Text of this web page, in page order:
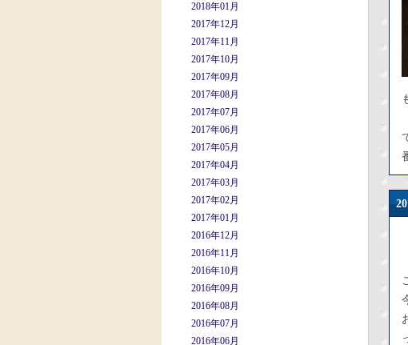
2018年01月
2017年12月
2017年11月
2017年10月
2017年09月
2017年08月
2017年07月
2017年06月
2017年05月
2017年04月
2017年03月
2017年02月
2017年01月
2016年12月
2016年11月
2016年10月
2016年09月
2016年08月
2016年07月
2016年06月